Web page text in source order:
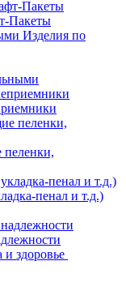
Пакеты
Изделия по
пенал и т.д.)
и здоровье